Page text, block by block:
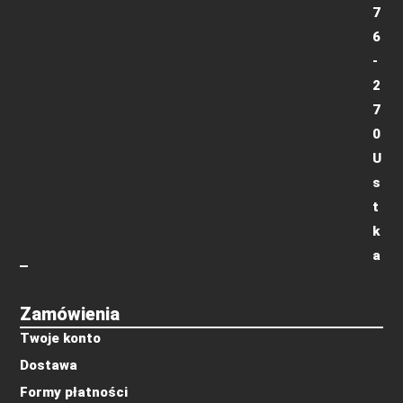
Zamówienia
Twoje konto
Dostawa
Formy płatności
7
6
-
2
7
0
U
s
t
k
a